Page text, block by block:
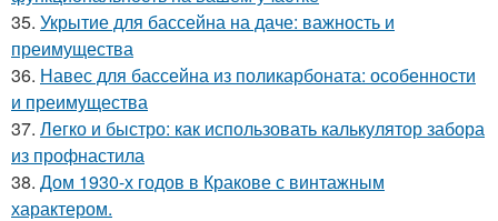
35. Укрытие для бассейна на даче: важность и
преимущества
36. Навес для бассейна из поликарбоната: особенности
и преимущества
37. Легко и быстро: как использовать калькулятор забора
из профнастила
38. Дом 1930-х годов в Кракове с винтажным
характером.